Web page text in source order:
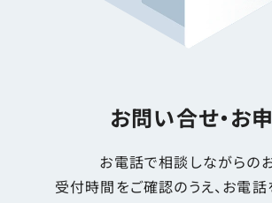
お問い合せ・お
お電話で相談しながらの
受付時間をご確認のうえ、お電話